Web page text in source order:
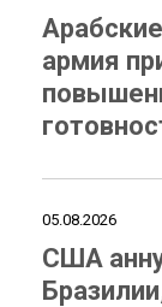
армия
05.08.2026
США